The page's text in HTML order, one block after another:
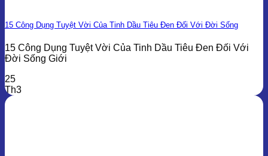
15 Công Dụng Tuyệt Vời Của Tinh Dầu Tiêu Đen Đối Với Đời Sống
15 Công Dụng Tuyệt Vời Của Tinh Dầu Tiêu Đen Đối Với
Đời Sống Giới
25
Th3